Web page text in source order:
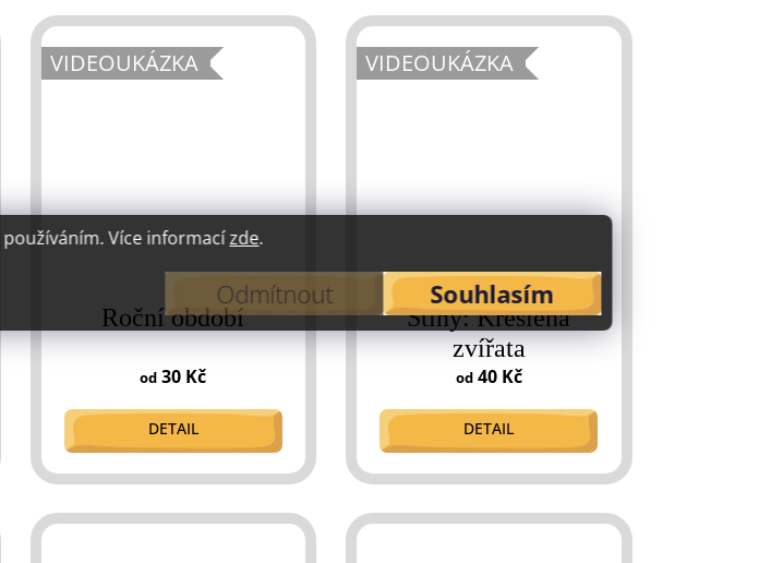
používáním. Více informacízde.
Odmítnout Souhlasím
VIDEOUKÁZKA
Roční období
od 30 Kč
DETAIL
VIDEOUKÁZKA
Stíny: Kreslená
zvířata
od40 Kč
DETAIL